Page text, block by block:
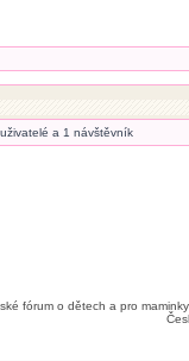
a 1 návštěvník
fórum o dětech a pro